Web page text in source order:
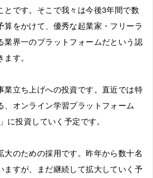
とです。そこで我々は今後3年間で数
算をかけて、優秀な起業家・フリーラ
業界一のプラットフォームだという認
す。
業立ち上げへの投資です。直近では特
、オンライン学習プラットフォーム
」に投資していく予定です。
大のための採用です。昨年から数十名
ますが、まだ継続して拡大していく予